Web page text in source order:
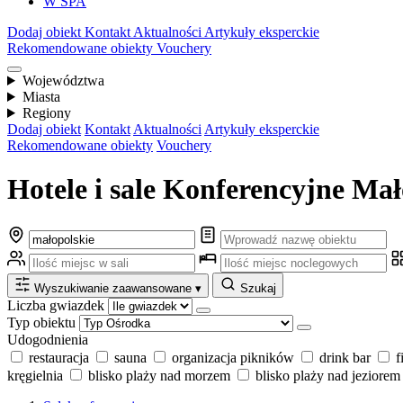
Dodaj obiekt Kontakt Aktualności Artykuły eksperckie
Rekomendowane obiekty Vouchery
Województwa
Miasta
Regiony
Dodaj obiekt Kontakt Aktualności Artykuły eksperckie
Rekomendowane obiekty Vouchery
Hotele i sale Konferencyjne
Wyszukiwanie zaawansowane ▾ Szukaj
Liczba gwiazdek
Typ obiektu
Udogodnienia
restauracja
sauna organizacja pikników drink bar
kręgielnia
blisko plaży nad morzem
blisko plaży nad jeziorem